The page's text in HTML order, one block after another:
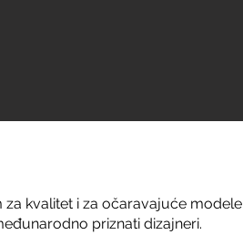
za kvalitet i za očaravajuće modele
priznati dizajneri.